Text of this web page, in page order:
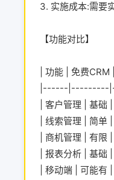
3. 实施成本:需要
【功能对比】
| 功能 | 免费CRM
|------|---------
| 客户管理 | 基础 |
| 线索管理 | 简单 |
| 商机管理 | 有限 |
| 报表分析 | 基础 |
| 移动端 | 可能有 |